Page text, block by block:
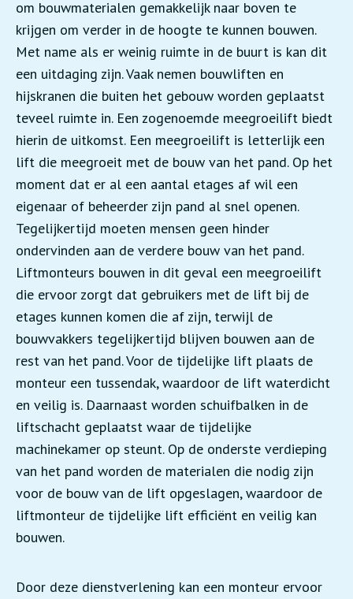
om bouwmaterialen gemakkelijk naar boven te
krijgen om verder in de hoogte te kunnen bouwen.
Met name als er weinig ruimte in de buurt is kan dit
een uitdaging zijn. Vaak nemen bouwliften en
hijskranen die buiten het gebouw worden geplaatst
teveel ruimte in. Een zogenoemde meegroeilift biedt
hierin de uitkomst. Een meegroeilift is letterlijk een
lift die meegroeit met de bouw van het pand. Op het
moment dat er al een aantal etages af wil een
eigenaar of beheerder zijn pand al snel openen.
Tegelijkertijd moeten mensen geen hinder
ondervinden aan de verdere bouw van het pand.
Liftmonteurs bouwen in dit geval een meegroeilift
die ervoor zorgt dat gebruikers met de lift bij de
etages kunnen komen die af zijn, terwijl de
bouwvakkers tegelijkertijd blijven bouwen aan de
rest van het pand. Voor de tijdelijke lift plaats de
monteur een tussendak, waardoor de lift waterdicht
en veilig is. Daarnaast worden schuifbalken in de
liftschacht geplaatst waar de tijdelijke
machinekamer op steunt. Op de onderste verdieping
van het pand worden de materialen die nodig zijn
voor de bouw van de lift opgeslagen, waardoor de
liftmonteur de tijdelijke lift efficiënt en veilig kan
bouwen.
Door deze dienstverlening kan een monteur ervoor